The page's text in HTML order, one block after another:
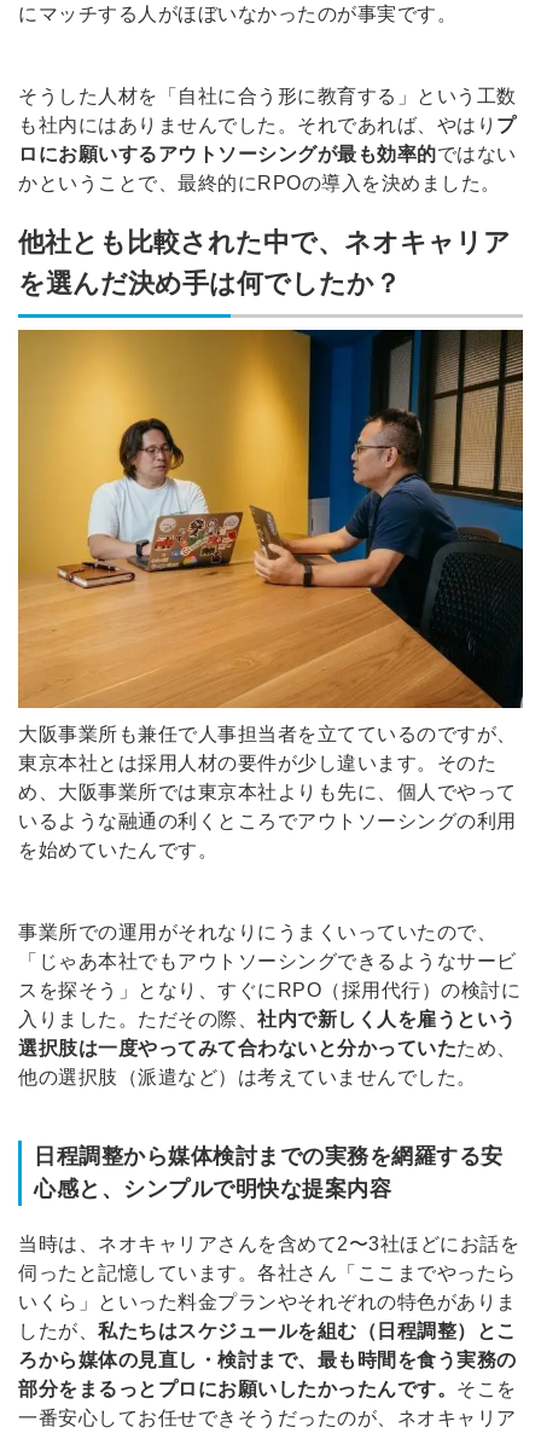
にマッチする人がほぼいなかったのが事実です。
そうした人材を「自社に合う形に教育する」という工数
も社内にはありませんでした。それであれば、やはり プ
ロにお願いするアウトソーシングが最も効率的ではない
かということで、最終的にRPOの導入を決めました。
他社とも比較された中で、ネオキャリア
を選んだ決め手は何でしたか？
大阪事業所も兼任で人事担当者を立てているのですが、
東京本社とは採用人材の要件が少し違います。そのた
め、大阪事業所では東京本社よりも先に、個人でやって
いるような融通の利くところでアウトソーシングの利用
を始めていたんです。
事業所での運用がそれなりにうまくいっていたので、
「じゃあ本社でもアウトソーシングできるようなサービ
スを探そう」となり、すぐにRPO（採用代行）の検討に
入りました。ただその際、 社内で新しく人を雇うという
選択肢は一度やってみて合わないと分かっていたため、
他の選択肢（派遣など）は考えていませんでした。
日程調整から媒体検討までの実務を網羅する安
心感と、シンプルで明快な提案内容
当時は、ネオキャリアさんを含めて2〜3社ほどにお話を
伺ったと記憶しています。各社さん「ここまでやったら
いくら」といった料金プランやそれぞれの特色がありま
したが、 私たちはスケジュールを組む（日程調整）とこ
ろから媒体の見直し・検討まで、最も時間を食う実務の
部分をまるっとプロにお願いしたかったんです。 そこを
一番安心してお任せできそうだったのが、ネオキャリア